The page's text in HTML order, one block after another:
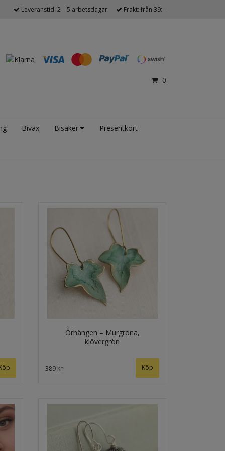
Leveranstid: 2 – 5 arbetsdagar Frakt: från 39:–
0
Bivax Bisaker Presentkort
Örhängen – Murgröna,
klövergrön
389 kr Köp